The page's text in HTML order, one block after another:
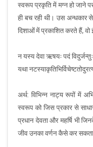
स्वरूप प्रकृति में मग्न हो जाने
ही बच रही थी। उस अन्धकार
दिशाओं में प्रकाशित करते हैं, वो
न यस्य देवा ऋषयः पदं विदुर्जन्तुः
यथा
अर्थ: विभिन्न नाट्य रूपों में
स्वरूप को जिस प्रकार से
प्रधान देवता और महर्षि भी
जीव उनका वर्णन कैसे कर सकता